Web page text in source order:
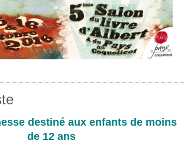
destiné aux enfants de moins
de 12 ans